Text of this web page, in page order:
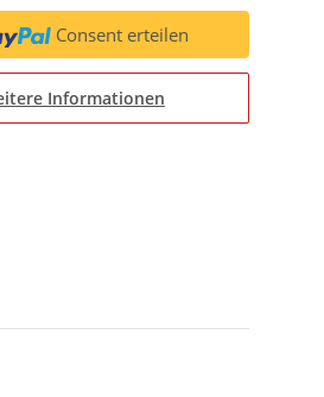
Consent erteilen
Informationen